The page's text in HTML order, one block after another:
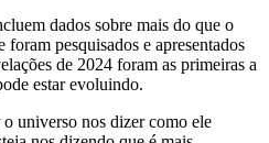
dados sobre mais do que o
pesquisados e apresentados
de 2024 foram as primeiras a
estar evoluindo.
universo nos dizer como ele